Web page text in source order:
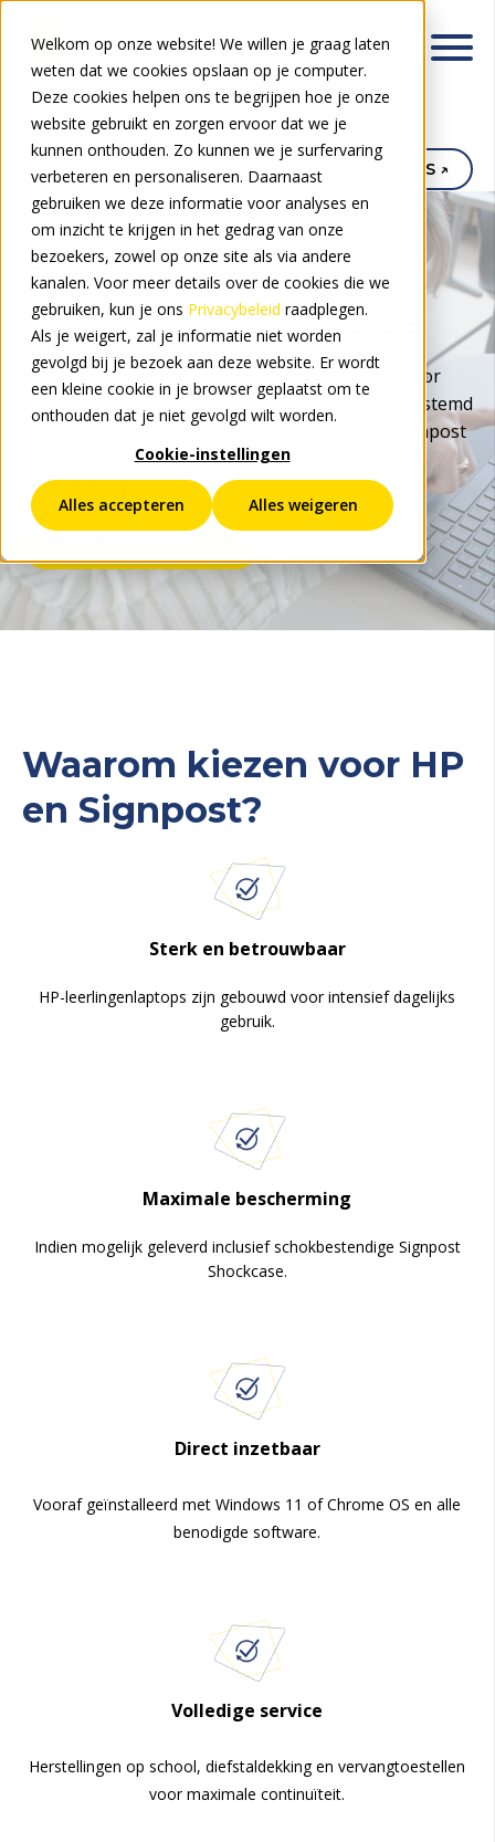
Welkom op onze website! We willen je graag laten
weten dat we cookies opslaan op je computer.
Deze cookies helpen ons te begrijpen hoe je onze
website gebruikt en zorgen ervoor dat we je
kunnen onthouden. Zo kunnen we je surfervaring
verbeteren en personaliseren. Daarnaast
gebruiken we deze informatie voor analyses en
om inzicht te krijgen in het gedrag van onze
bezoekers, zowel op onze site als via andere
kanalen. Voor meer details over de cookies die we
gebruiken, kun je ons Privacybeleid raadplegen.
Als je weigert, zal je informatie niet worden
gevolgd bij je bezoek aan deze website. Er wordt
een kleine cookie in je browser geplaatst om te
onthouden dat je niet gevolgd wilt worden.
Cookie-instellingen
Alles accepteren Alles weigeren
My.Signpost ↗ M4S ↗
HP
leerlingenlaptops
Met HP-laptops van Signpost kiest uw school voor
robuuste en betaalbare toestellen, volledig afgestemd
op het onderwijs. Inclusief beschermhoes of Signpost
Shockcase, uitgebreide garantie en snelle
herstellingen op school.
Waarom kiezen voor HP
en Signpost?
Sterk en betrouwbaar
HP-leerlingenlaptops zijn gebouwd voor intensief dagelijks
gebruik.
Maximale bescherming
Indien mogelijk geleverd inclusief schokbestendige Signpost
Shockcase.
Direct inzetbaar
Vooraf geïnstalleerd met Windows 11 of Chrome OS en alle
benodigde software.
Volledige service
Herstellingen op school, diefstaldekking en vervangtoestellen
voor maximale continuïteit.